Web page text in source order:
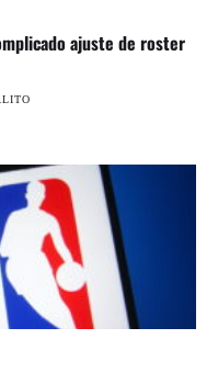
ajuste de roster